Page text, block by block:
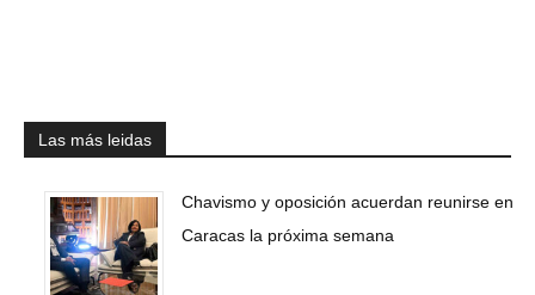
Las más leidas
Chavismo y oposición acuerdan reunirse en
Caracas la próxima semana